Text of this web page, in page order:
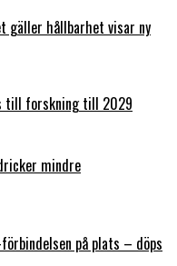
gäller hållbarhet visar ny
till forskning till 2029
mindre
på plats – döps